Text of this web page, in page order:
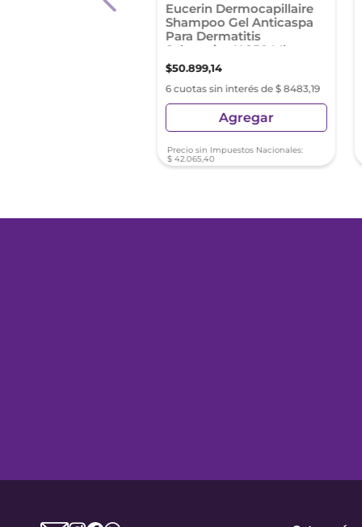
Thechnique
Eucerin Dermocapillaire
Shampoo Gel Anticaspa
Para Dermatitis
Seborreica X 250 Ml
$50.899,14
6 cuotas sin interés de $ 8483,19
Agregar
Precio sin Impuestos Nacionales:
$ 42.065,40